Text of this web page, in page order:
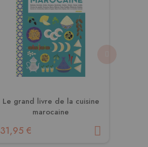
Le grand livre de la cuisine
marocaine
31,95 €